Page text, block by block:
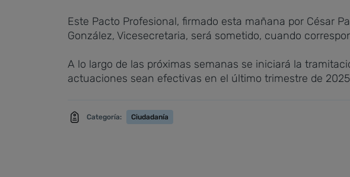
Este Pacto Profesional, firmado esta mañana por César
González, Vicesecretaria, será sometido, cuando
A lo largo de las próximas semanas se iniciará la
actuaciones sean efectivas en el último trimestre de
Categoría: Ciudadanía